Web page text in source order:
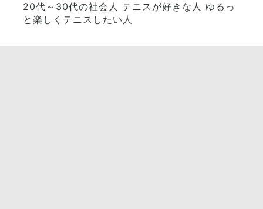
20代～30代の社会人 テニスが好きな人 ゆるっ
と楽しくテニスしたい人